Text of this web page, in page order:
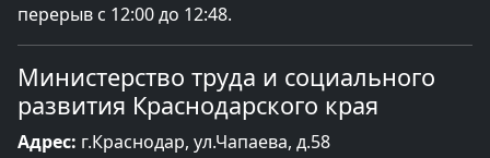
перерыв с 12:00 до 12:48.
Министерство труда и социального
развития Краснодарского края
Адрес: г.Краснодар, ул.Чапаева, д.58